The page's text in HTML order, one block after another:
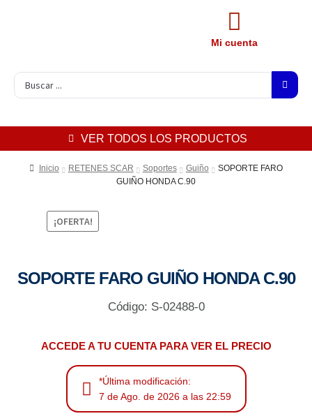
Mi cuenta
VER TODOS LOS PRODUCTOS
Inicio RETENES SCAR Soportes Guiño
SOPORTE FARO
GUIÑO HONDA C.90
¡OFERTA!
SOPORTE FARO GUIÑO HONDA C.90
Código: S-02488-0
ACCEDE A TU CUENTA PARA VER EL PRECIO
*Última modificación:
7 de Ago. de 2026 a las 22:59